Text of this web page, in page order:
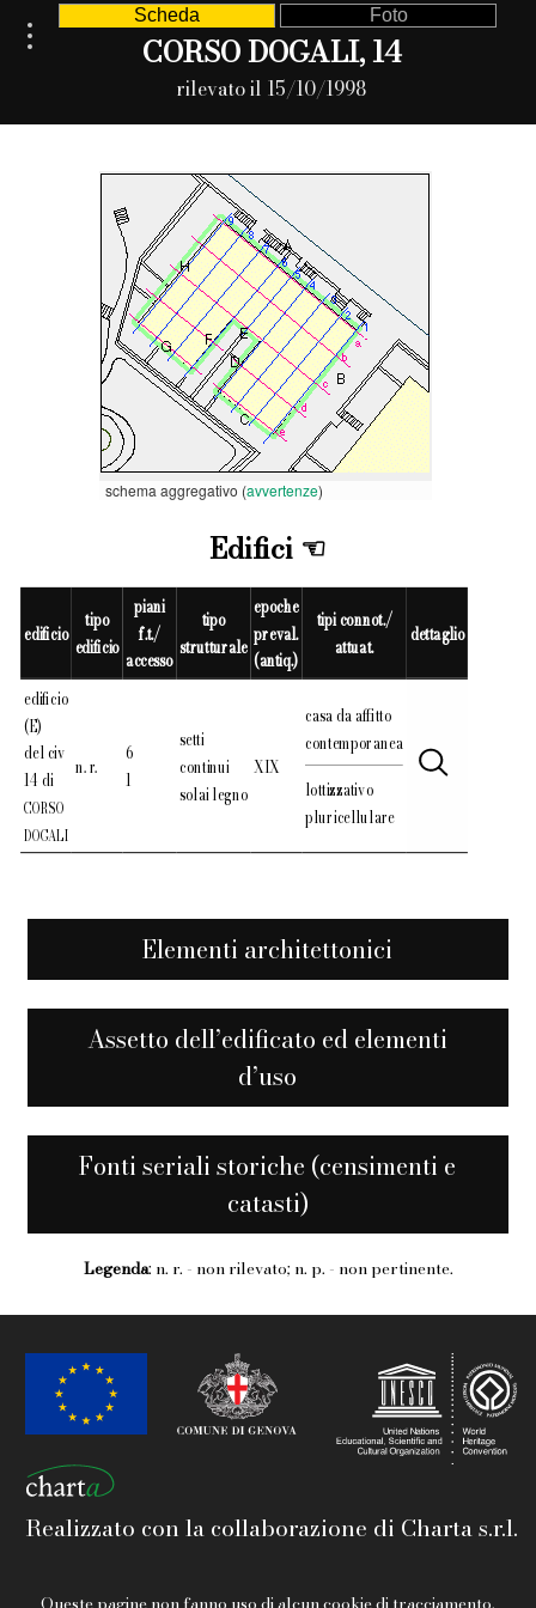
Scheda Foto
CORSO DOGALI, 14
rilevato il 15/10/1998
schema aggregativo (avvertenze)
Edifici
edificio
tipo
edificio
piani
f.t./
accesso
tipo
strutturale
epoche
preval.
(antiq.)
tipi connot./
attuat. dettaglio
edificio
(E)
del civ
14 di
CORSO
DOGALI
n. r.
6
1
setti
continui
solai legno
XIX
casa da affitto
contemporanea
lottizzativo
pluricellulare
Elementi architettonici
Assetto dell’edificato ed elementi
d’uso
Fonti seriali storiche (censimenti e
catasti)
Legenda: n. r. - non rilevato; n. p. - non pertinente.
Realizzato con la collaborazione di Charta s.r.l.
Queste pagine non fanno uso di alcun cookie di tracciamento.